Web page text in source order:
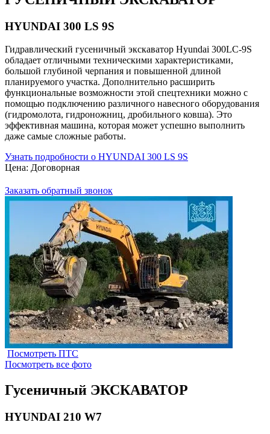
HYUNDAI 300 LS 9S
Гидравлический гусеничный экскаватор Hyundai 300LC-9S
обладает отличными техническими характеристиками,
большой глубиной черпания и повышенной длиной
планируемого участка. Дополнительно расширить
функциональные возможности этой спецтехники можно с
помощью подключению различного навесного оборудования
(гидромолота, гидроножниц, дробильного ковша). Это
эффективная машина, которая может успешно выполнить
даже самые сложные работы.
Узнать подробности о HYUNDAI 300 LS 9S
Цена: Договорная
Заказать обратный звонок
Посмотреть ПТС
Посмотреть все фото
Гусеничный ЭКСКАВАТОР
HYUNDAI 210 W7